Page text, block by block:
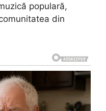
populară,
din